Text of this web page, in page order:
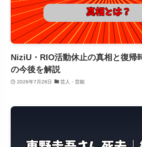
NiziU・RIO活動休止の真相と復帰
の今後を解説
2026年7月28日 芸人・芸能